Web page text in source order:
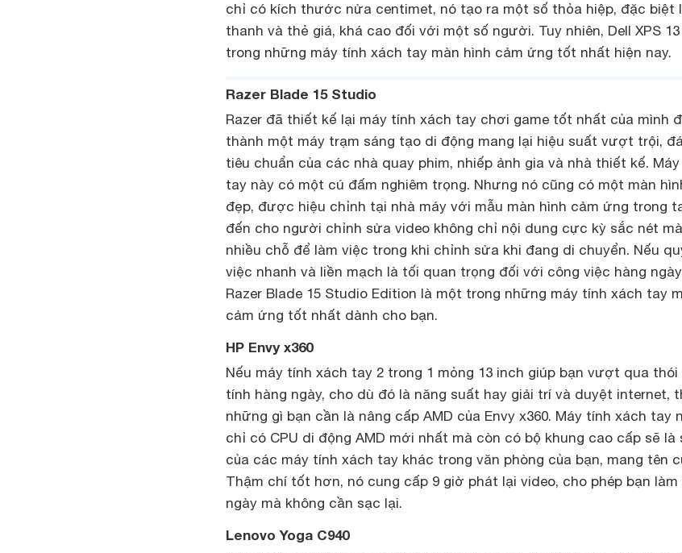
chỉ có kích thước nửa centimet, nó tạo ra một số thỏa hiệp, đặc biệt
thanh và thẻ giá, khá cao đối với một số người. Tuy nhiên, Dell XPS
trong những máy tính xách tay màn hình cảm ứng tốt nhất hiện nay.
Razer Blade 15 Studio
Razer đã thiết kế lại máy tính xách tay chơi game tốt nhất của mình
thành một máy trạm sáng tạo di động mang lại hiệu suất vượt trội,
tiêu chuẩn của các nhà quay phim, nhiếp ảnh gia và nhà thiết kế.
tay này có một cú đấm nghiêm trọng. Nhưng nó cũng có một màn
đẹp, được hiệu chỉnh tại nhà máy với mẫu màn hình cảm ứng trong
đến cho người chỉnh sửa video không chỉ nội dung cực kỳ sắc nét
nhiều chỗ để làm việc trong khi chỉnh sửa khi đang di chuyển. Nếu
việc nhanh và liền mạch là tối quan trọng đối với công việc hàng
Razer Blade 15 Studio Edition là một trong những máy tính xách tay
cảm ứng tốt nhất dành cho bạn.
HP Envy x360
Nếu máy tính xách tay 2 trong 1 mỏng 13 inch giúp bạn vượt qua thói
tính hàng ngày, cho dù đó là năng suất hay giải trí và duyệt internet,
những gì bạn cần là nâng cấp AMD của Envy x360. Máy tính xách tay
chỉ có CPU di động AMD mới nhất mà còn có bộ khung cao cấp sẽ là
của các máy tính xách tay khác trong văn phòng của bạn, mang tên
Thậm chí tốt hơn, nó cung cấp 9 giờ phát lại video, cho phép bạn
ngày mà không cần sạc lại.
Lenovo Yoga C940